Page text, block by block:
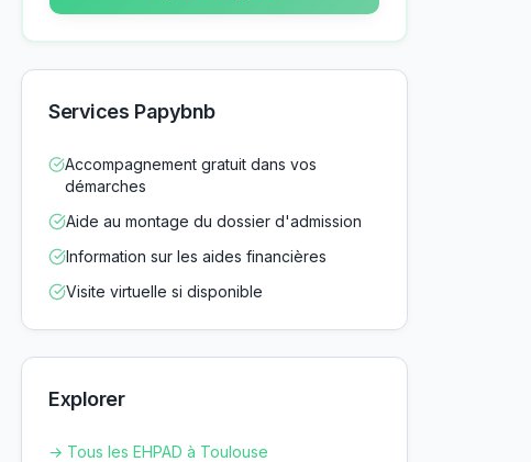
Services Papybnb
Accompagnement gratuit dans vos
démarches
Aide au montage du dossier d'admission
Information sur les aides financières
Visite virtuelle si disponible
Explorer
→ Tous les EHPAD à Toulouse